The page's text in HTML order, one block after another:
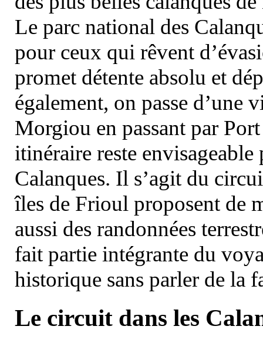
Le parc national des
pour ceux qui rêvent
promet détente absolu et
également, on passe d’une
Morgiou en passant par
itinéraire reste
Calanques. Il s’agit du
îles de Frioul proposent de
aussi des randonnées
fait partie intégrante du
historique sans parler de la
Le circuit dans les